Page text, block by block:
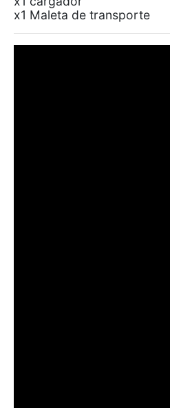
x1 Maleta de transporte